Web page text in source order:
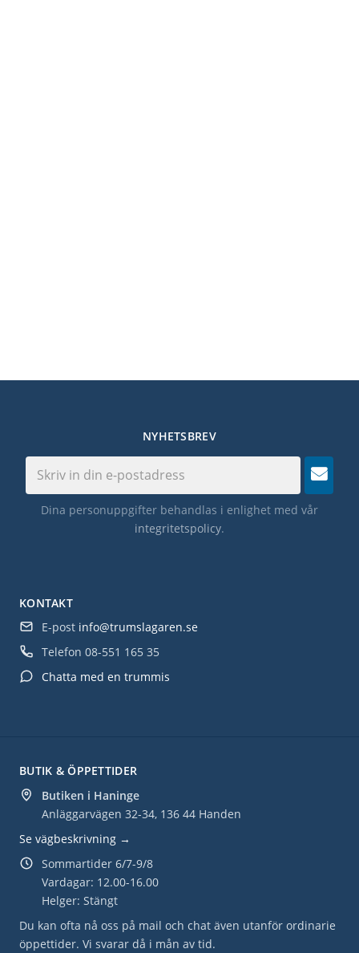
BUTIK & ÖPPETTIDER
Butiken i Haninge
Anläggarvägen 32-34, 136 44 Handen
Se vägbeskrivning →
Sommartider 6/7-9/8
Vardagar: 12.00-16.00
Helger: Stängt
Du kan ofta nå oss på mail och chat även utanför ordinarie
öppettider. Vi svarar då i mån av tid.
KONTAKT
E-post info@trumslagaren.se
Telefon 08-551 165 35
Chatta med en trummis
NYHETSBREV
Dina personuppgifter behandlas i enlighet med vår
integritetspolicy.